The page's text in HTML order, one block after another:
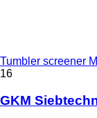
Tumbler screener
16
GKM